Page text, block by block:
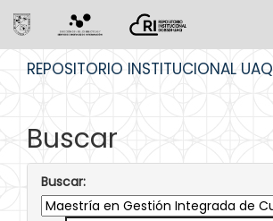
REPOSITORIO INSTITUCIONAL UAQ
Buscar
Buscar: